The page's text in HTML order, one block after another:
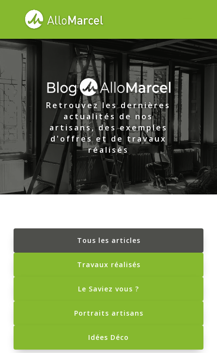
Retrouvez les dernières
actualités de nos
artisans, des exemples
d'offres et de travaux
réalisés
Tous les articles
Travaux réalisés
Le Saviez vous ?
Portraits artisans
Idées Déco